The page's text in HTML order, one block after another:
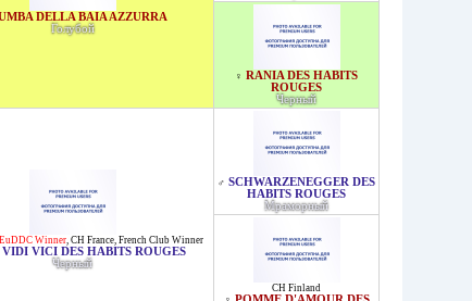
DELLA BAIA AZZURRA
Голубой
♀ RANIA DES HABITS
ROUGES
Черный
EuDDC Winner, CH France, French Club Winner
VICI DES HABITS ROUGES
Черный
♂ SCHWARZENEGGER DES
HABITS ROUGES
Мраморный
CH Finland